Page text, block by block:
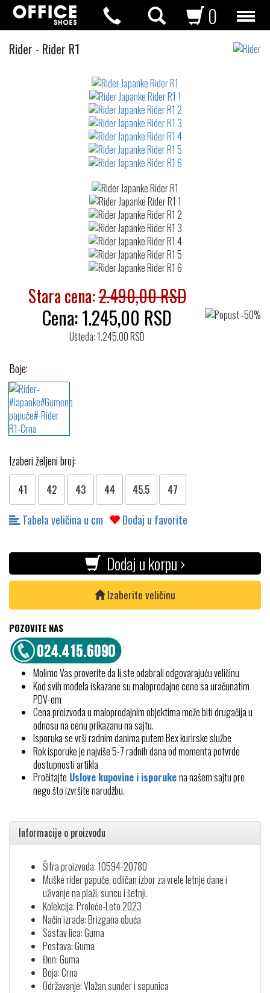
0
Rider Japanke
- Rider R1
Stara cena:2.490,00 RSD
Cena:1.245,00 RSD
Ušteda: 1.245,00 RSD
Boje:
Izaberi željeni broj:
41 42 43 44 45.5 47
Tabela veličina u cm Dodaj u favorite
Dodaj u korpu ›
Izaberite veličinu
POZOVITE NAS
Molimo Vas proverite da li ste odabrali odgovarajuću veličinu
Kod svih modela iskazane su maloprodajne cene sa uračunatim
PDV-om
Cena proizvoda u maloprodajnim objektima može biti drugačija u
odnosu na cenu prikazanu na sajtu.
Isporuka se vrši radnim danima putem Bex kurirske službe
Rok isporuke je najviše 5-7 radnih dana od momenta potvrde
dostupnosti artikla
Pročitajte Uslove kupovine i isporukena našem sajtu pre
nego što izvršite narudžbu.
Informacije o proizvodu
Šifra proizvoda: 10594-20780
Muške rider papuče. odličan izbor za vrele letnje dane i
uživanje na plaži, suncu i šetnji.
Kolekcija: Proleće-Leto 2023
Način izrade: Brizgana obuća
Sastav lica: Guma
Postava: Guma
Đon: Guma
Boja: Crna
Održavanje: Vlažan sunđer i sapunica